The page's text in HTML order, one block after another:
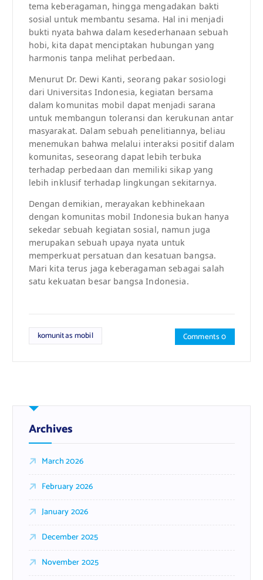
tema keberagaman, hingga mengadakan bakti
sosial untuk membantu sesama. Hal ini menjadi
bukti nyata bahwa dalam kesederhanaan sebuah
hobi, kita dapat menciptakan hubungan yang
harmonis tanpa melihat perbedaan.
Menurut Dr. Dewi Kanti, seorang pakar sosiologi
dari Universitas Indonesia, kegiatan bersama
dalam komunitas mobil dapat menjadi sarana
untuk membangun toleransi dan kerukunan antar
masyarakat. Dalam sebuah penelitiannya, beliau
menemukan bahwa melalui interaksi positif dalam
komunitas, seseorang dapat lebih terbuka
terhadap perbedaan dan memiliki sikap yang
lebih inklusif terhadap lingkungan sekitarnya.
Dengan demikian, merayakan kebhinekaan
dengan komunitas mobil Indonesia bukan hanya
sekedar sebuah kegiatan sosial, namun juga
merupakan sebuah upaya nyata untuk
memperkuat persatuan dan kesatuan bangsa.
Mari kita terus jaga keberagaman sebagai salah
satu kekuatan besar bangsa Indonesia.
komunitas mobil Comments 0
Archives
March 2026
February 2026
January 2026
December 2025
November 2025